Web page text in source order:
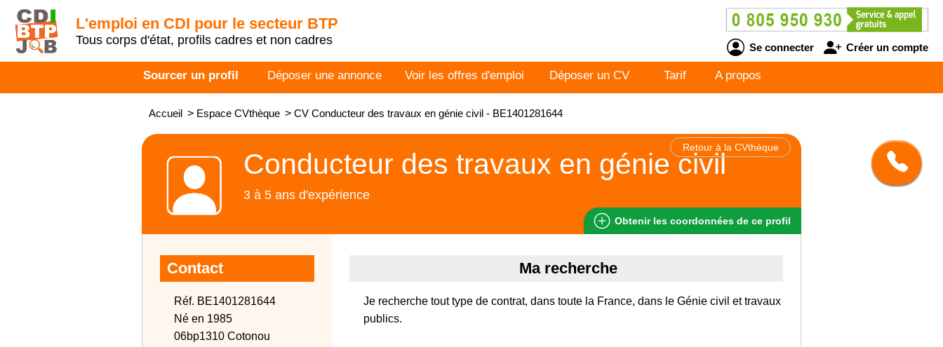
L'emploi en CDI pour le secteur BTP
Tous corps d'état, profils cadres et non cadres
Se connecter Créer un compte
Sourcer un profil Déposer une annonce Voir les offres d'emploi Déposer un CV Tarif A propos
Accueil > Espace CVthèque > CV Conducteur des travaux en génie civil - BE1401281644
Retour à la CVthèque
Conducteur des travaux en génie civil
3 à 5 ans d'expérience
Obtenir les coordonnées de ce profil
Contact
Réf. BE1401281644
Né en 1985
06bp1310 Cotonou
Ma recherche
Je recherche tout type de contrat, dans toute la France, dans le Génie civil et travaux
publics.